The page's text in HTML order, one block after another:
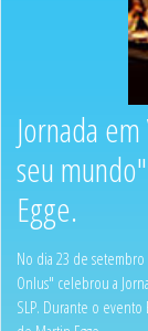
Jornada
seu
Egge.
No dia 23 de
Onlus" celebrou a
SLP. Durante o